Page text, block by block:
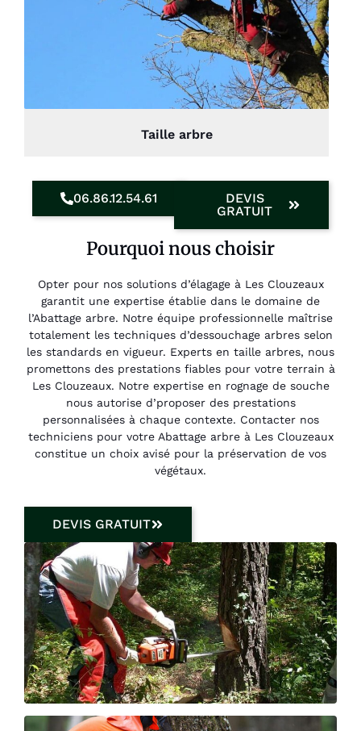
Taille arbre
06.86.12.54.61
DEVIS
GRATUIT
Pourquoi nous choisir
Opter pour nos solutions d’élagage à Les Clouzeaux
garantit une expertise établie dans le domaine de
l’Abattage arbre. Notre équipe professionnelle maîtrise
totalement les techniques d’dessouchage arbres selon
les standards en vigueur. Experts en taille arbres, nous
promettons des prestations fiables pour votre terrain à
Les Clouzeaux. Notre expertise en rognage de souche
nous autorise d’proposer des prestations
personnalisées à chaque contexte. Contacter nos
techniciens pour votre Abattage arbre à Les Clouzeaux
constitue un choix avisé pour la préservation de vos
végétaux.
DEVIS GRATUIT